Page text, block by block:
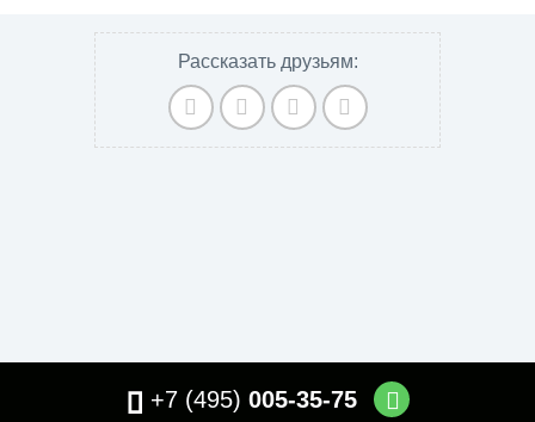
Рассказать друзьям:
+7 (495) 005-35-75